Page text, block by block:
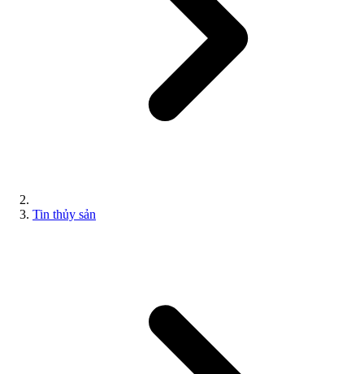
Tin thủy sản